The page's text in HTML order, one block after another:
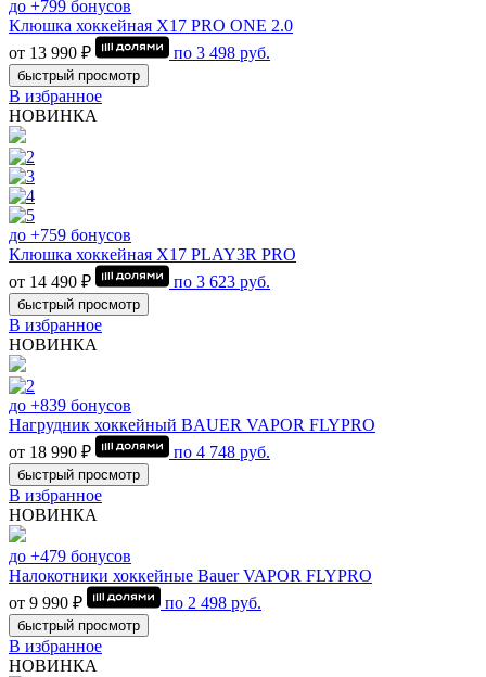
до +799 бонусов
Клюшка хоккейная Х17 PRO ONE 2.0
от 13 990 ₽
по 3 498 руб.
быстрый просмотр
В избранное
НОВИНКА
до +759 бонусов
Клюшка хоккейная Х17 PLAY3R PRO
от 14 490 ₽
по 3 623 руб.
быстрый просмотр
В избранное
НОВИНКА
до +839 бонусов
Нагрудник хоккейный BAUER VAPOR FLYPRO
от 18 990 ₽
по 4 748 руб.
быстрый просмотр
В избранное
НОВИНКА
до +479 бонусов
Налокотники хоккейные Bauer VAPOR FLYPRO
от 9 990 ₽
по 2 498 руб.
быстрый просмотр
В избранное
НОВИНКА